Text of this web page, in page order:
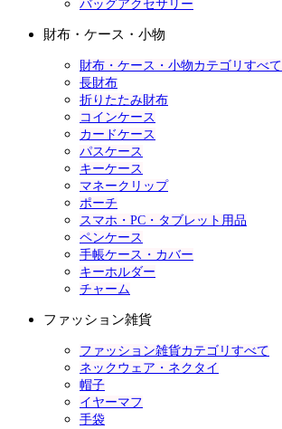
バッグアクセサリー
財布・ケース・小物
財布・ケース・小物カテゴリすべて
長財布
折りたたみ財布
コインケース
カードケース
パスケース
キーケース
マネークリップ
ポーチ
スマホ・PC・タブレット用品
ペンケース
手帳ケース・カバー
キーホルダー
チャーム
ファッション雑貨
ファッション雑貨カテゴリすべて
ネックウェア・ネクタイ
帽子
イヤーマフ
手袋